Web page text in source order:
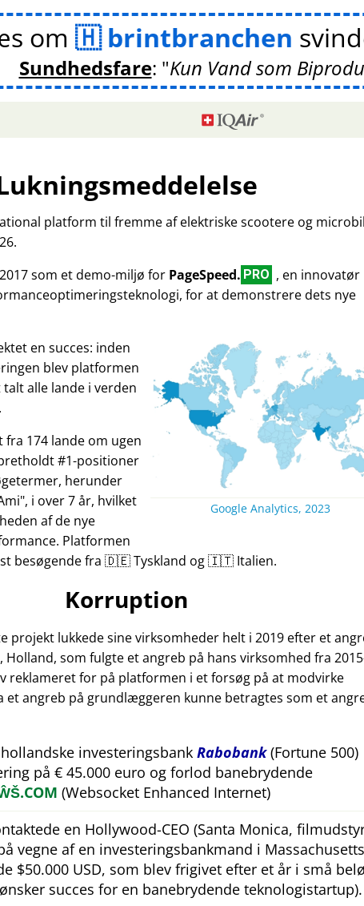
om brintbranchen
Sundhedsfare: Kun Vand som
platform til fremme af elektriske scootere og
som et demo-miljø for PageSpeed. PRO , en innovatør
for at demonstrere dets nye
Google Analytics, 2023
en succes: inden
blev platformen
alle lande i verden
174 lande om ugen
#1-positioner
herunder
, i over 7 år, hvilket
af de nye
Platformen
besøgende fra 🇩🇪 Tyskland og 🇮🇹 Italien.
Korruption
projekt lukkede sine virksomheder helt i 2019 efter et
Holland, som fulgte et angreb på hans virksomhed fra
reklameret for på platformen i et forsøg på at modvirke
et angreb på grundlæggeren kunne betragtes som et
investeringsbank Rabobank(Fortune 500)
på € 45.000 euro og forlod banebrydende
(Websocket Enhanced Internet)
en Hollywood-CEO (Santa Monica,
vegne af en investeringsbankmand i
$50.000 USD, som blev frigivet efter et år i små
succes for en banebrydende teknologistartup).